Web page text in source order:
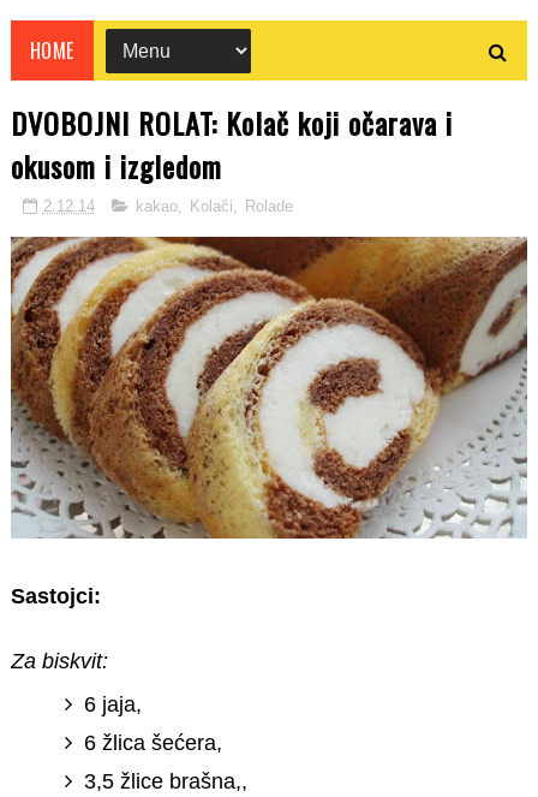
HOME
DVOBOJNI ROLAT: Kolač koji očarava i
okusom i izgledom
2.12.14 kakao, Kolači, Rolade
Sastojci:
Za biskvit:
6 jaja,
6 žlica šećera,
3,5 žlice brašna,,